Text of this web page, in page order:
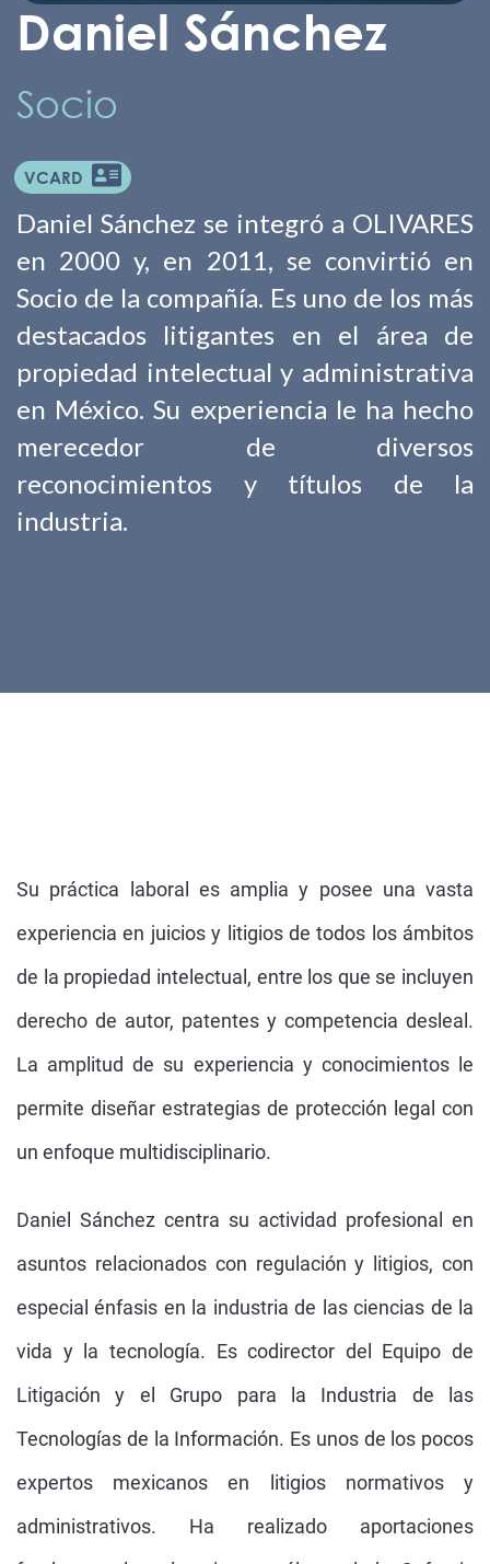
Daniel Sánchez
Socio
VCARD
Daniel Sánchez se integró a OLIVARES
en 2000 y, en 2011, se convirtió en
Socio de la compañía. Es uno de los más
destacados litigantes en el área de
propiedad intelectual y administrativa
en México. Su experiencia le ha hecho
merecedor de diversos
reconocimientos y títulos de la
industria.
Su práctica laboral es amplia y posee una vasta
experiencia en juicios y litigios de todos los ámbitos
de la propiedad intelectual, entre los que se incluyen
derecho de autor, patentes y competencia desleal.
La amplitud de su experiencia y conocimientos le
permite diseñar estrategias de protección legal con
un enfoque multidisciplinario.
Daniel Sánchez centra su actividad profesional en
asuntos relacionados con regulación y litigios, con
especial énfasis en la industria de las ciencias de la
vida y la tecnología. Es codirector del Equipo de
Litigación y el Grupo para la Industria de las
Tecnologías de la Información. Es unos de los pocos
expertos mexicanos en litigios normativos y
administrativos. Ha realizado aportaciones